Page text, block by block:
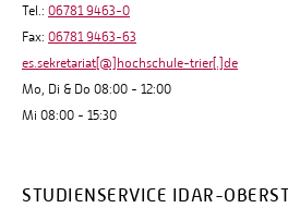
Tel.: 06781 9463-0
Fax: 06781 9463-63
es.sekretariat[@]hochschule-trier[.]de
Mo, Di & Do 08:00 - 12:00
Mi 08:00 - 15:30
STUDIENSERVICE IDAR-